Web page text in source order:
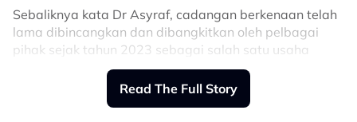
Sebaliknya kata Dr Asyraf, cadangan berkenaan telah
lama dibincangkan dan dibangkitkan oleh pelbagai
pihak sejak tahun 2023 sebagai salah satu usaha
memperkukuhkan aspek disiplin dan pembangunan
sahsiah pelajar di MRSM.Read The Full Story